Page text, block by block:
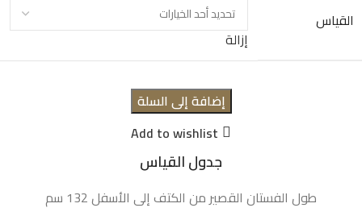
القياس
إزالة
إضافة إلى السلة
Add to wishlist
جدول القياس
طول الفستان القصير من الكتف إلى الأسفل 132 سم